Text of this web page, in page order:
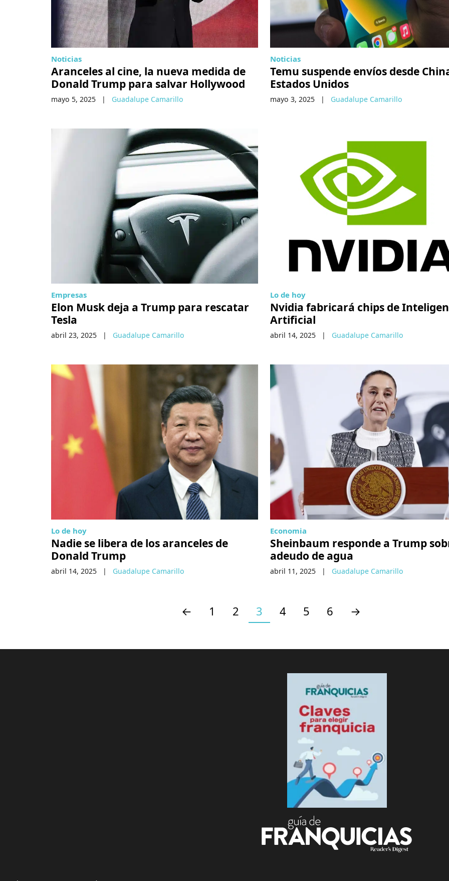
Noticias
Aranceles al cine, la nueva medida de
Donald Trump para salvar Hollywood
mayo 5, 2025 | Guadalupe Camarillo
Noticias
Temu suspende envíos desde
Estados Unidos
mayo 3, 2025 | Guadalupe Camarillo
Empresas
Elon Musk deja a Trump para rescatar
Tesla
abril 23, 2025 | Guadalupe Camarillo
Lo de hoy
Nvidia fabricará chips de
Artificial
abril 14, 2025 | Guadalupe Camarillo
Lo de hoy
Nadie se libera de los aranceles de
Donald Trump
abril 14, 2025 | Guadalupe Camarillo
Economia
Sheinbaum responde a Trump
adeudo de agua
abril 11, 2025 | Guadalupe Camarillo
← 1 2 3 4 5 6 →